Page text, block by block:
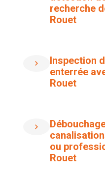
recherche
Rouet
Inspection
enterrée
Rouet
ou
Rouet